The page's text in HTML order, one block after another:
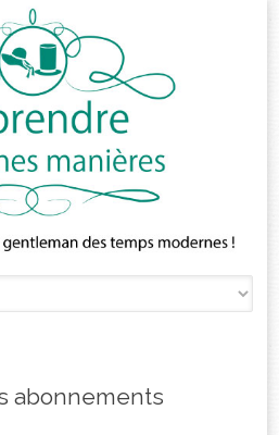
to
abonnements